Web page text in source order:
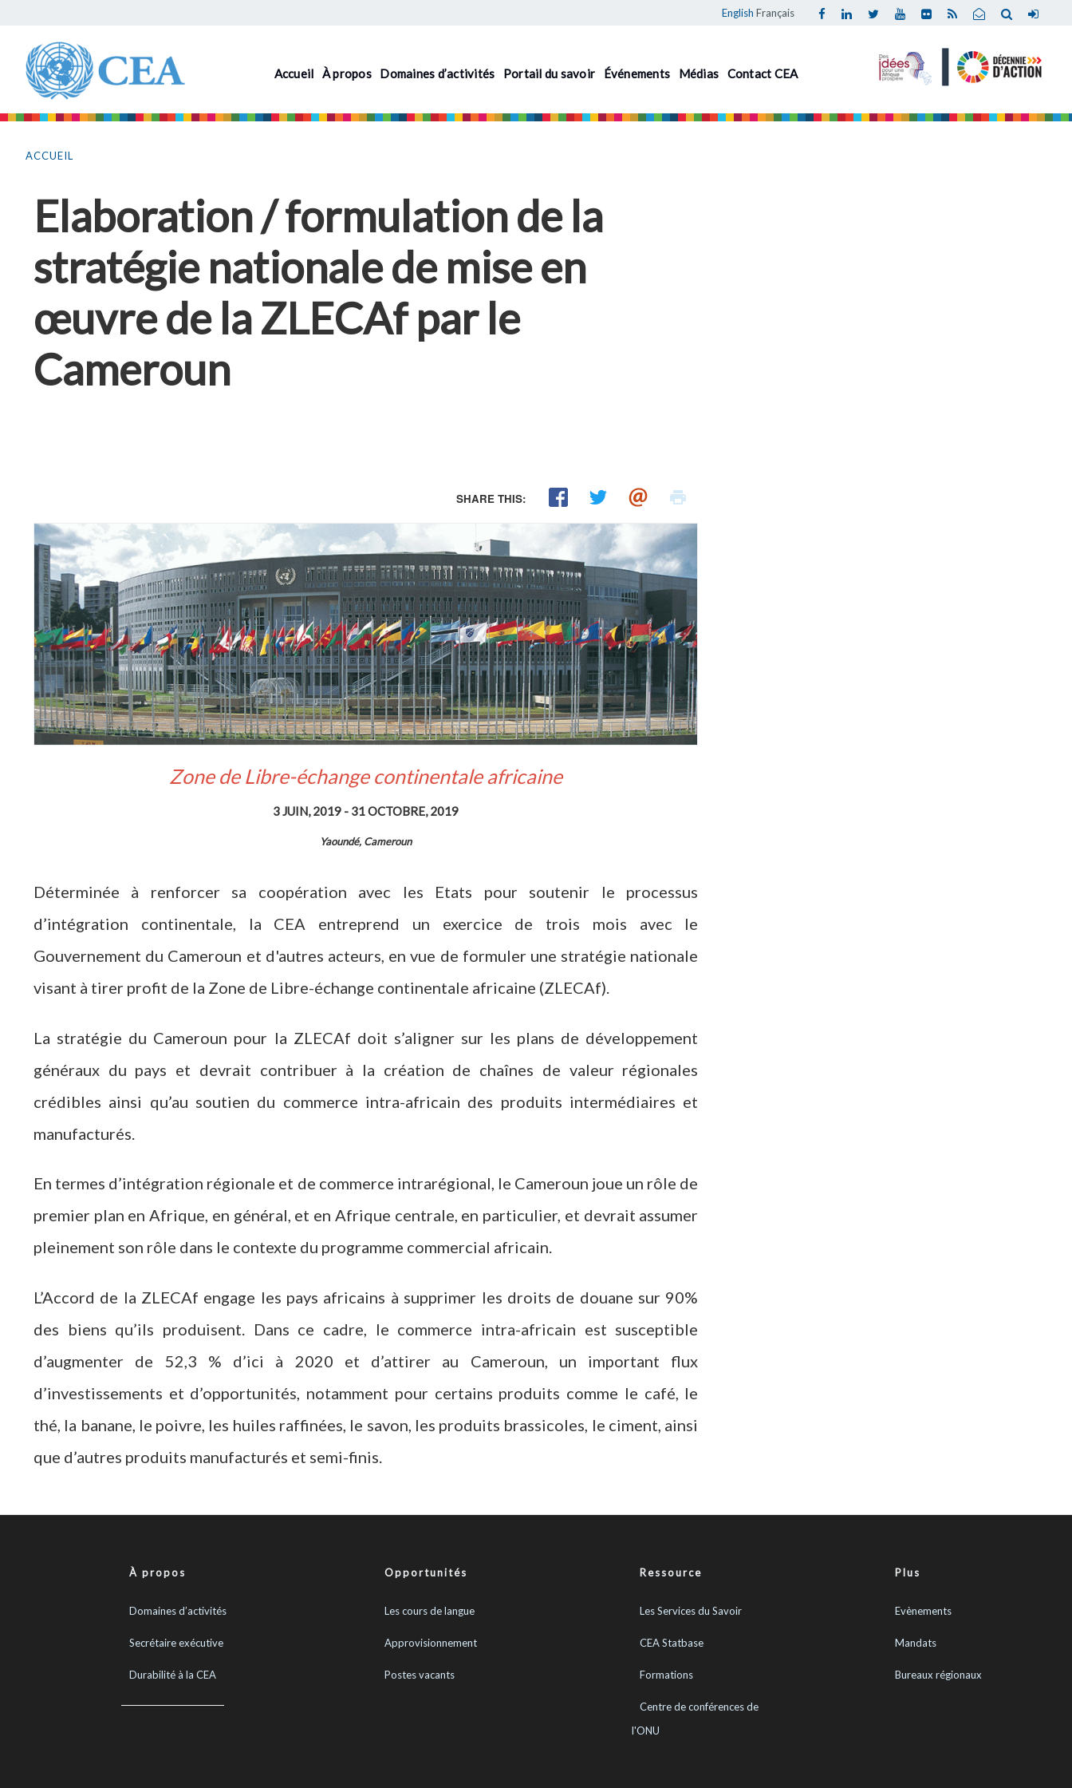
contenu
principal
English Français
Accueil À propos Domaines d’activités Portail du savoir Événements Médias Contact CEA
êtes
ACCUEIL
Elaboration / formulation de la
stratégie nationale de mise en
œuvre de la ZLECAf par le
Cameroun
SHARE THIS:
Zone de Libre-échange continentale africaine
3 JUIN, 2019 - 31 OCTOBRE, 2019
Yaoundé, Cameroun
Déterminée à renforcer sa coopération avec les Etats pour soutenir le processus
d’intégration continentale, la CEA entreprend un exercice de trois mois avec le
Gouvernement du Cameroun et d'autres acteurs, en vue de formuler une stratégie nationale
visant à tirer profit de la Zone de Libre-échange continentale africaine (ZLECAf).
La stratégie du Cameroun pour la ZLECAf doit s’aligner sur les plans de développement
généraux du pays et devrait contribuer à la création de chaînes de valeur régionales
crédibles ainsi qu’au soutien du commerce intra-africain des produits intermédiaires et
manufacturés.
En termes d’intégration régionale et de commerce intrarégional, le Cameroun joue un rôle de
premier plan en Afrique, en général, et en Afrique centrale, en particulier, et devrait assumer
pleinement son rôle dans le contexte du programme commercial africain.
L’Accord de la ZLECAf engage les pays africains à supprimer les droits de douane sur 90%
des biens qu’ils produisent. Dans ce cadre, le commerce intra-africain est susceptible
d’augmenter de 52,3 % d’ici à 2020 et d’attirer au Cameroun, un important flux
d’investissements et d’opportunités, notamment pour certains produits comme le café, le
thé, la banane, le poivre, les huiles raffinées, le savon, les produits brassicoles, le ciment, ainsi
que d’autres produits manufacturés et semi-finis.
À propos
Domaines d’activités
Secrétaire exécutive
Durabilité à la CEA
Opportunités
Les cours de langue
Approvisionnement
Postes vacants
Ressource
Les Services du Savoir
CEA Statbase
Formations
Centre de conférences de
l'ONU
Plus
Evènements
Mandats
Bureaux régionaux